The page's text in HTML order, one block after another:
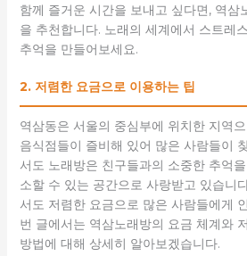
함께 즐거운 시간을 보내고 싶다면, 역삼
을 추천합니다. 노래의 세계에서 스트레
추억을 만들어보세요.
2. 저렴한 요금으로 이용하는 팁
역삼동은 서울의 중심부에 위치한 지역
음식점들이 즐비해 있어 많은 사람들이
서도 노래방은 친구들과의 소중한 추억
소할 수 있는 공간으로 사랑받고 있습니
서도 저렴한 요금으로 많은 사람들에게
번 글에서는 역삼노래방의 요금 체계와
방법에 대해 상세히 알아보겠습니다.